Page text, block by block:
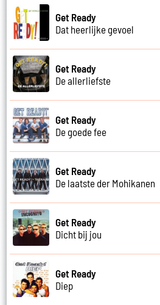
Get Ready
Dat heerlijke gevoel
Get Ready
De allerliefste
Get Ready
De goede fee
Get Ready
De laatste der Mohikanen
Get Ready
Dicht bij jou
Get Ready
Diep